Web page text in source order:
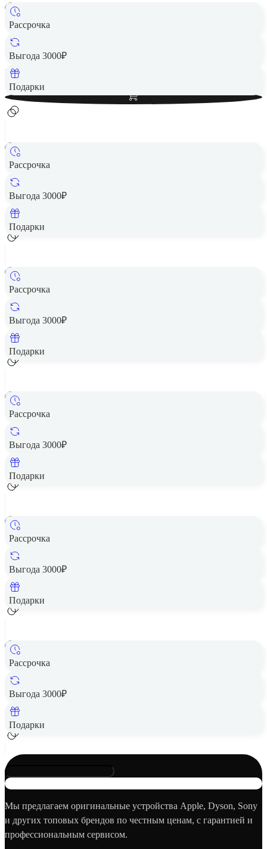
Рассрочка
Выгода 3000₽
Подарки
Смартфон Xiaomi POCO M7 8/256 Blue
13 190 ₽
Вернем до
Рассрочка
Выгода 3000₽
Подарки
Смартфон Xiaomi POCO M7 6/128 Silver
Рассрочка
Выгода 3000₽
Подарки
Смартфон Xiaomi POCO M7 6/128 Black
Рассрочка
Выгода 3000₽
Подарки
Смартфон Xiaomi POCO M7 6/128 Blue
Рассрочка
Выгода 3000₽
Подарки
Смартфон Xiaomi POCO M7 8/256 Black
Рассрочка
Выгода 3000₽
Подарки
Смартфон Xiaomi POCO M7 8/256 Silver
Мы предлагаем оригинальные устройства Apple, Dyson, Sony
и других топовых брендов по честным ценам, с гарантией и
профессиональным сервисом.